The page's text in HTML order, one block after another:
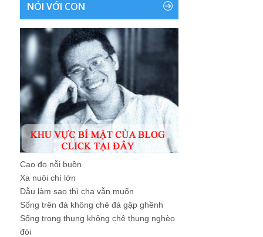
NÓI VỚI CON
Cao đo nỗi buồn
Xa nuôi chí lớn
Dẫu làm sao thì cha vẫn muốn
Sống trên đá không chê đá gập ghềnh
Sống trong thung không chê thung nghèo
đói